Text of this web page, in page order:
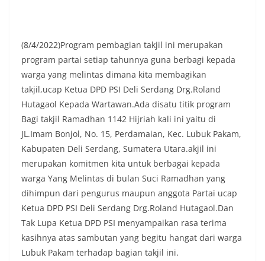
kemerdekaan,” ujar Aiptu Muliyadi Suraukur saat
berdialog dengan warga.‎‎Ia juga menambahkan
agar warga memperhatikan kondisi bendera yang
akan dikibarkan, memastikan bendera dalam
keadaan bersih, tidak sobek, dan layak untuk
dikibarkan sebagai simbol kehormatan
negara.‎‎‎Selain menyampaikan imbauan terkait
bendera, kegiatan sambang DDS ini juga
dimanfaatkan sebagai sarana deteksi dini (early
warning) guna mengantisipasi potensi gangguan
keamanan dan ketertiban masyarakat
(Kamtibmas) di lingkungan tempat tinggal warga.
Melalui interaksi langsung tersebut,
Bhabinkamtibmas dapat menghimpun informasi
awal terkait situasi sosial, potensi kerawanan,
maupun hal-hal yang dapat mengganggu
kondusivitas wilayah, khususnya menjelang
perayaan HUT Kemerdekaan RI yang biasanya
diwarnai dengan berbagai kegiatan dan
(8/4/2022)Program pembagian takjil ini merupakan
program partai setiap tahunnya guna berbagi kepada
warga yang melintas dimana kita membagikan
takjil,ucap Ketua DPD PSI Deli Serdang Drg.Roland
Hutagaol Kepada Wartawan.Ada disatu titik program
Bagi takjil Ramadhan 1142 Hijriah kali ini yaitu di
JL.Imam Bonjol, No. 15, Perdamaian, Kec. Lubuk Pakam,
Kabupaten Deli Serdang, Sumatera Utara.akjil ini
merupakan komitmen kita untuk berbagai kepada
warga Yang Melintas di bulan Suci Ramadhan yang
dihimpun dari pengurus maupun anggota Partai ucap
Ketua DPD PSI Deli Serdang Drg.Roland Hutagaol.Dan
Tak Lupa Ketua DPD PSI menyampaikan rasa terima
kasihnya atas sambutan yang begitu hangat dari warga
Lubuk Pakam terhadap bagian takjil ini.